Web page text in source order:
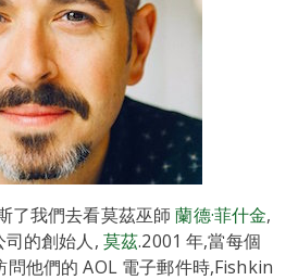
了我們去看莫茲巫師蘭德·菲什金,
司的創始人, 莫茲.2001 年,當每個
問他們的 AOL 電子郵件時,Fishkin